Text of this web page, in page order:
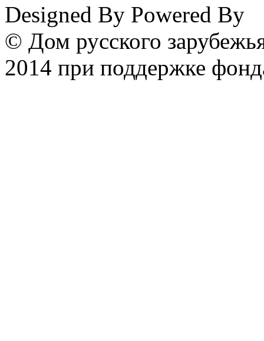
Designed By Powered By
© Дом русского
2014 при поддержке